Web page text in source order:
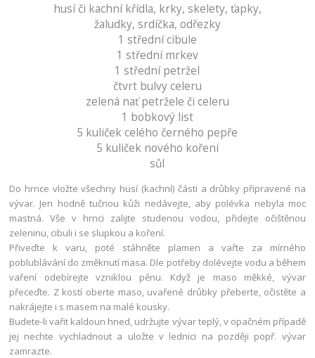
husí či kachní křídla, krky, skelety, ťapky,
žaludky, srdíčka, odřezky
1 střední cibule
1 střední mrkev
1 střední petržel
čtvrt bulvy celeru
zelená nať petržele či celeru
1 bobkový list
5 kuliček celého černého pepře
5 kuliček nového koření
sůl
Do hrnce vložte všechny husí (kachní) části a drůbky připravené na
vývar. Jen hodně tučnou kůži nedávejte, aby polévka nebyla moc
mastná. Vše v hrnci zalijte studenou vodou, přidejte očištěnou
zeleninu, cibuli i se slupkou a koření.
Přiveďte k varu, poté stáhněte plamen a vařte za mírného
poblublávání do změknutí masa. Dle potřeby dolévejte vodu a během
vaření odebírejte vzniklou pěnu. Když je maso měkké, vývar
přeceďte. Z kostí oberte maso, uvařené drůbky přeberte, očistěte a
nakrájejte i s masem na malé kousky.
Budete-li vařit kaldoun hned, udržujte vývar teplý, v opačném případě
jej nechte vychladnout a uložte v lednici na později popř. vývar
zamrazte.